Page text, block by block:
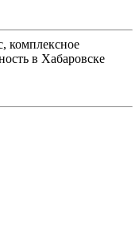
комплексное
в Хабаровске